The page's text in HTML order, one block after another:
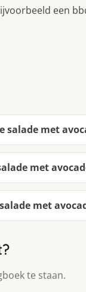
een
salade met
met
met
te staan.